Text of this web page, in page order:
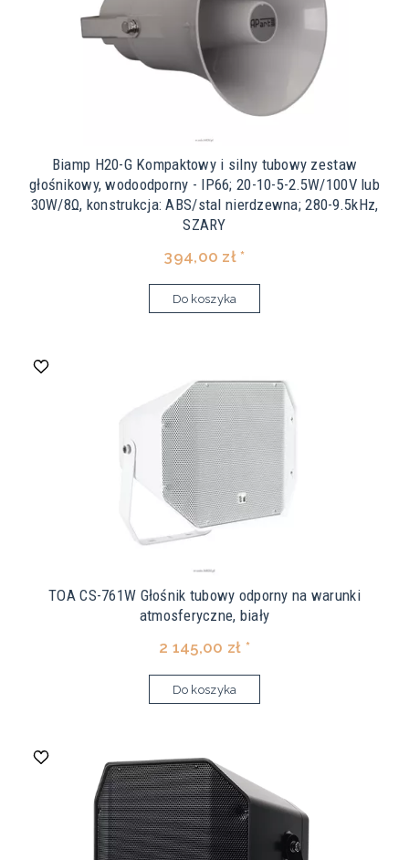
Biamp H20-G Kompaktowy i silny tubowy zestaw
głośnikowy, wodoodporny - IP66; 20-10-5-2.5W/100V lub
30W/8Ω, konstrukcja: ABS/stal nierdzewna; 280-9.5kHz,
SZARY
394,00 zł *
Do koszyka
TOA CS-761W Głośnik tubowy odporny na warunki
atmosferyczne, biały
2 145,00 zł *
Do koszyka